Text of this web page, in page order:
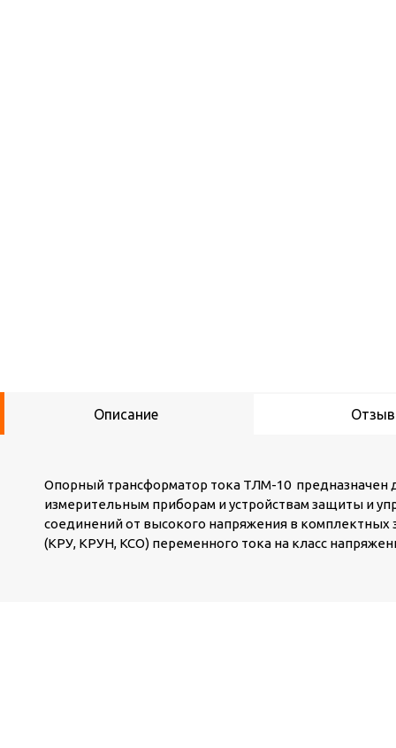
Описание
Опорный трансформатор тока ТЛМ-10 предназначен
измерительным приборам и устройствам защиты и
соединений от высокого напряжения в комплектных
(КРУ, КРУН, КСО) переменного тока на класс